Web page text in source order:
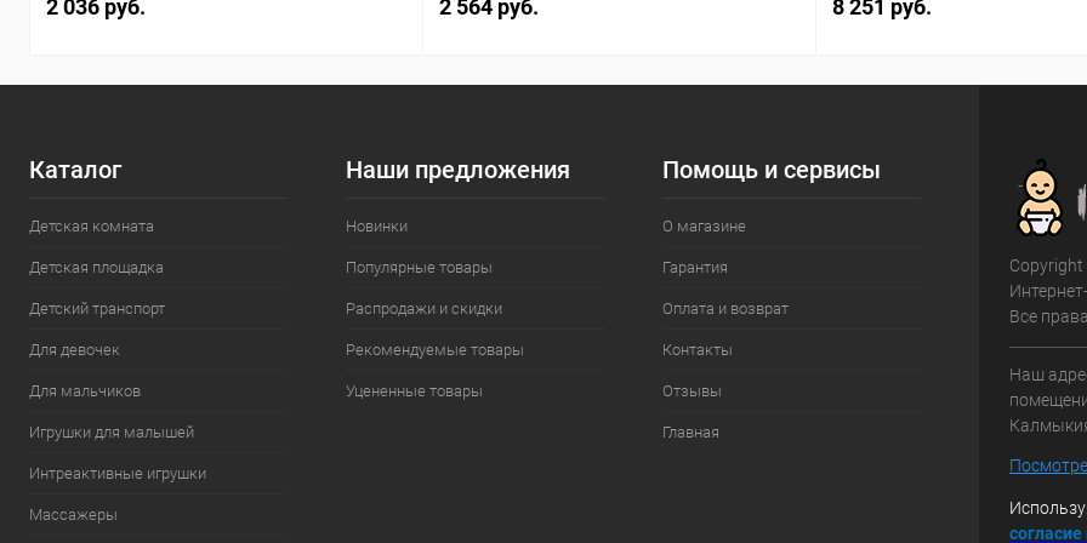
2 036 руб. 2 564 руб. 8 251 руб.
Каталог
Детская комната
Детская площадка
Детский транспорт
Для девочек
Для мальчиков
Игрушки для малышей
Интреактивные игрушки
Массажеры
Наши предложения
Новинки
Популярные товары
Распродажи и скидки
Рекомендуемые товары
Уцененные товары
Помощь и сервисы
О магазине
Гарантия
Оплата и возврат
Контакты
Отзывы
Главная
Все
Наш
согласие